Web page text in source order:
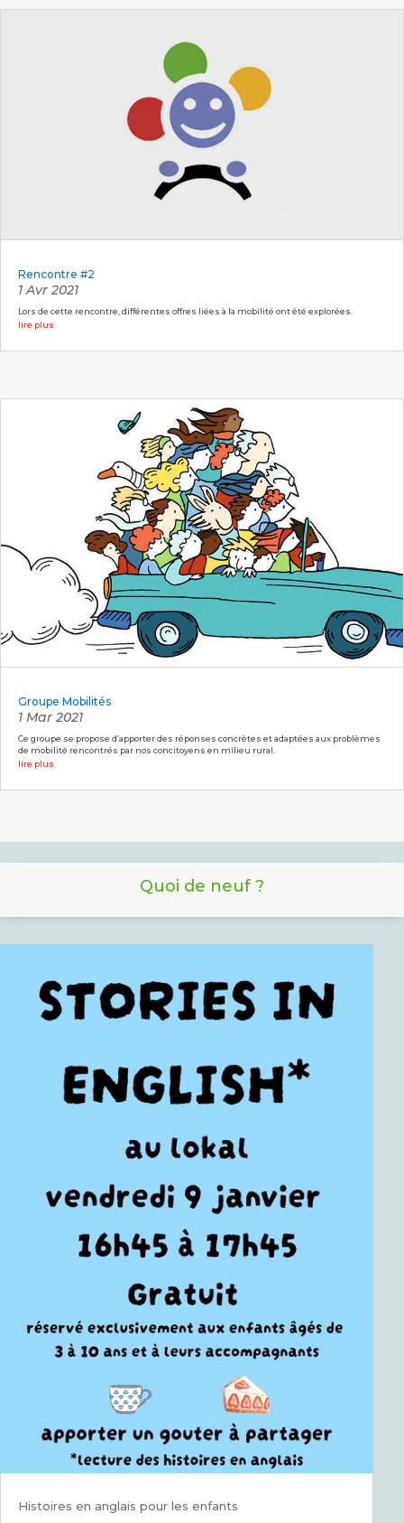
Rencontre #2
1 Avr 2021
Lors de cette rencontre, différentes offres liées à la mobilité ont été explorées.
lire plus
Groupe Mobilités
1 Mar 2021
Ce groupe se propose d’apporter des réponses concrètes et adaptées aux problèmes
de mobilité rencontrés par nos concitoyens en milieu rural.
lire plus
Quoi de neuf ?
Histoires en anglais pour les enfants